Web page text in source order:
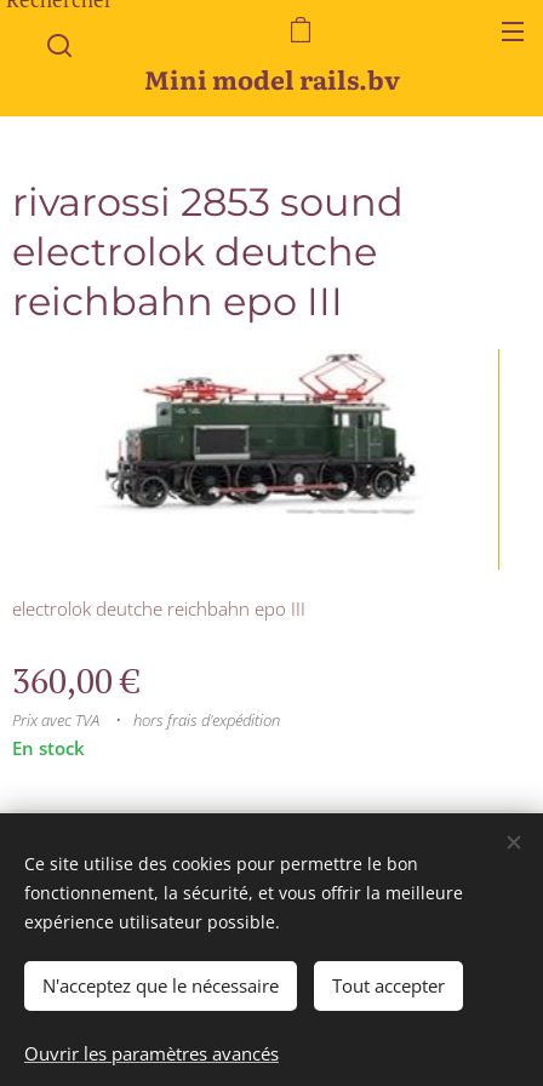
Mini model rails.bv
rivarossi 2853 sound
electrolok deutche
reichbahn epo III
electrolok deutche reichbahn epo III
360,00€
Prix avec TVA hors frais d'expédition
En stock
Ajouter au panier
mini model rails
Langues
Français
Nederlands
Ce site utilise des cookies pour permettre le bon
fonctionnement, la sécurité, et vous offrir la meilleure
expérience utilisateur possible.
N'acceptez que le nécessaire Tout accepter
Ouvrir les paramètres avancés